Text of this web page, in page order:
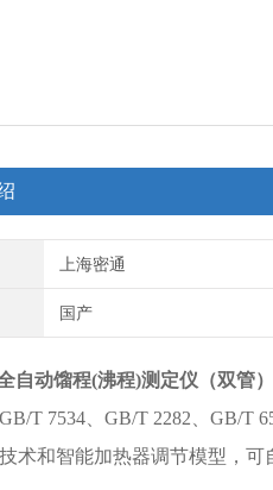
上海密通
国产
自动馏程(沸程)测定仪（双管）
T 7534、GB/T 2282、GB/T
术和智能加热器调节模型，